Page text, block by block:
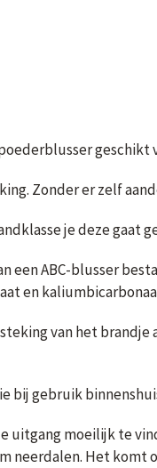
geschikt
Zonder er zelf
je deze gaat
een ABC-blusser
en
van het
bij gebruik
moeilijk te
neerdalen. Het